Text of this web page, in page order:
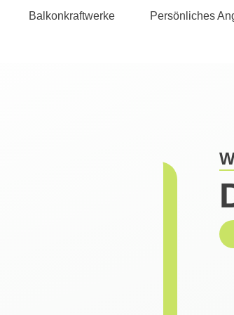
Balkonkraftwerke Persönliches